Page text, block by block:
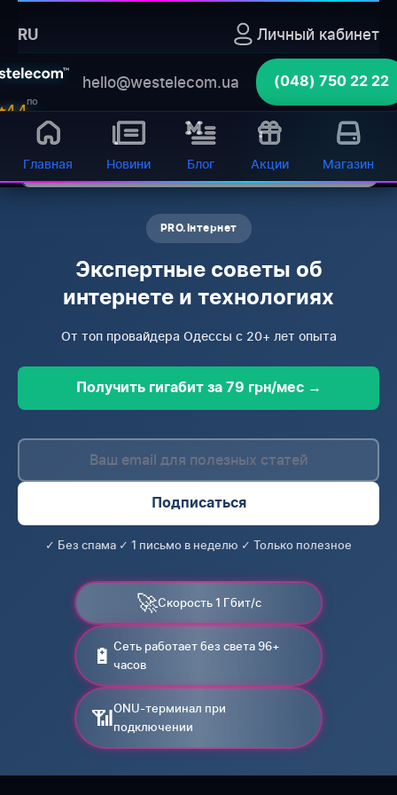
RU Личный кабинет
4.4
по
отзывам
hello@westelecom.ua (048) 750 22 22
Главная Новини Блог Акции Магазин
⚡ Кратко:Блог интернет-провайдера
Westelecom в Одессе 📚 Полезные статьи о
GPON технологиях, настройке роутеров,
советы экспертов. Читайте и узнавайте
больше!
PRO.Інтернет
Экспертные советы об
интернете и технологиях
От топ провайдера Одессы с 20+ лет опыта
Получить гигабит за 79 грн/мес →
Подписаться
✓ Без спама ✓ 1 письмо в неделю ✓ Только полезное
🚀Скорость 1 Гбит/с
🔋 Сеть работает без света 96+
часов
📶ONU-терминал при
подключении
Онлайн-підтримка